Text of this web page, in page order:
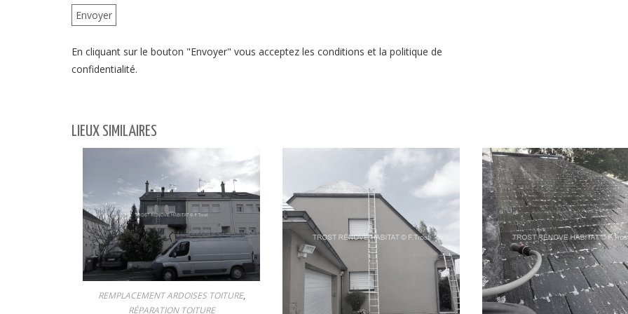
En cliquant sur le bouton "Envoyer" vous acceptez les conditions et la politique de
confidentialité.
LIEUX SIMILAIRES
REMPLACEMENT ARDOISES TOITURE,
RÉPARATION TOITURE